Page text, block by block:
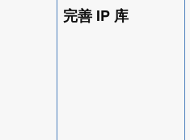
完善IP 库